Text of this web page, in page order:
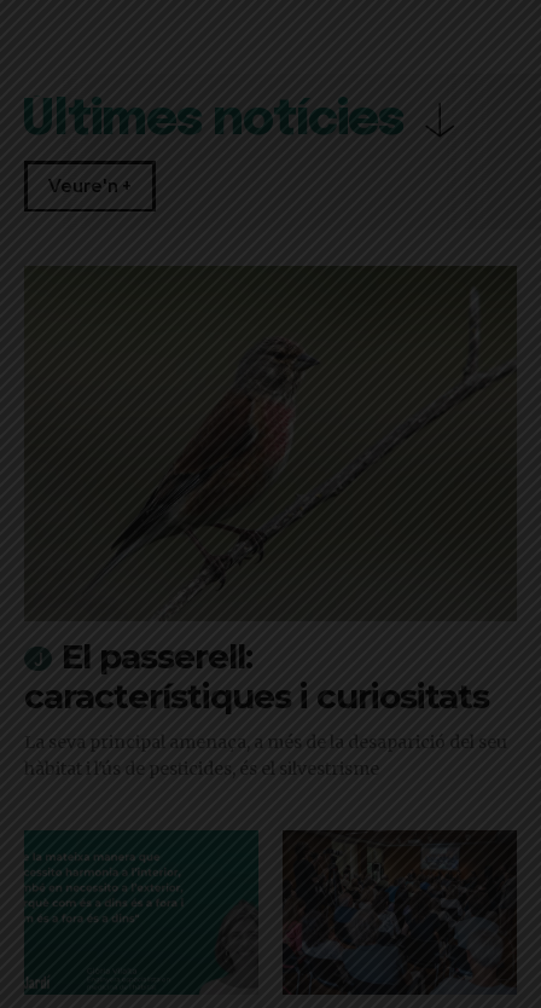
Últimes notícies
Veure'n +
El passerell:
característiques i curiositats
La seva principal amenaça, a més de la desaparició del seu
hàbitat i l'ús de pesticides, és el silvestrisme